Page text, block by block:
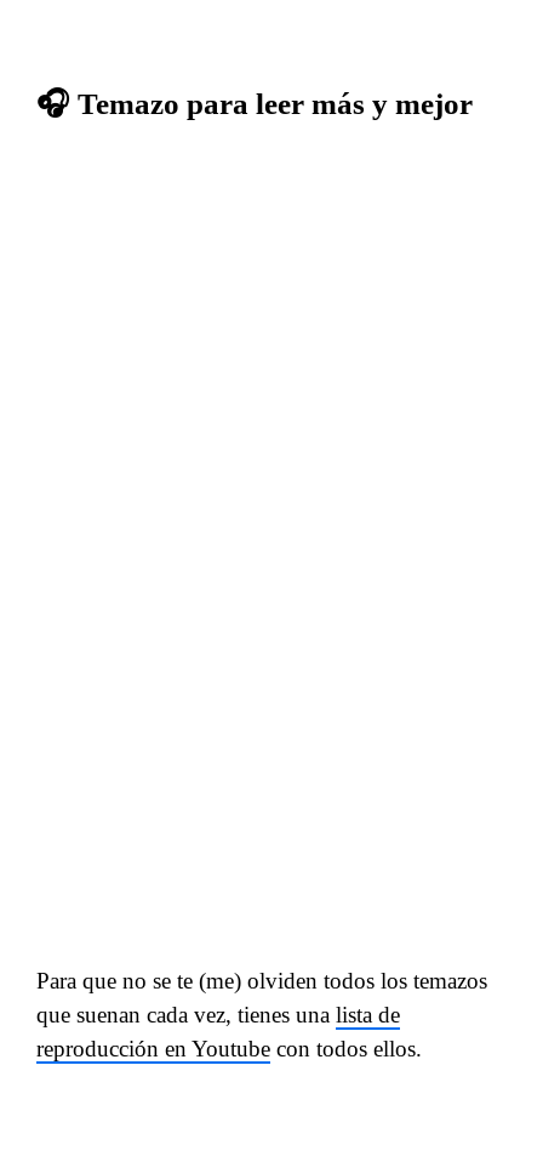
🎧 Temazo para leer más y mejor
Para que no se te (me) olviden todos los temazos
que suenan cada vez, tienes una lista de
reproducción en Youtube con todos ellos.